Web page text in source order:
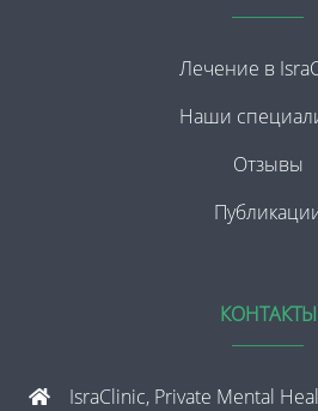
Лечение в
Наши
Отзывы
КОНТАКТЫ
IsraClinic, Private Mental